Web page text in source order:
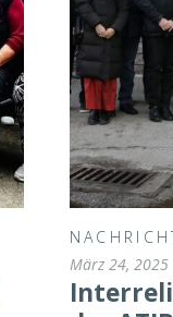
März 24, 2025